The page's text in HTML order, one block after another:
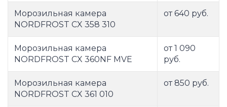
Морозильная камера
NORDFROST CX 358 310
от 640 руб.
Морозильная камера
NORDFROST CX 360NF MVE
от 1 090
руб.
Морозильная камера
NORDFROST CX 361 010
от 850 руб.